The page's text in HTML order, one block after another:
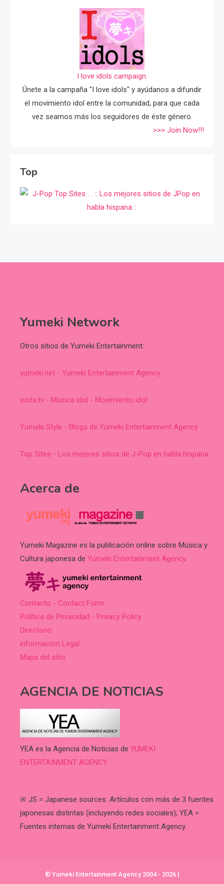
I love idols campaign.
Únete a la campaña "I love idols" y ayúdanos a difundir
el movimiento idol entre la comunidad, para que cada
vez seamos más los seguidores de éste género.
>>> Join Now!!!
Top
Yumeki Network
Otros sitios de Yumeki Entertainment:
yumeki.net - Yumeki Entertainment Agency
wota.tv - Música idol - Movimiento idol
Yumeki Style - Blogs de Yumeki Entertainment Agency
Top Sites - Los mejores sitios de J-Pop en habla hispana
Acerca de
Yumeki Magazine es la publicación online sobre Música y
Cultura japonesa de Yumeki Entertainment Agency.
Contacto - Contact Form
Política de Privacidad - Privacy Policy
Directorio
información Legal
Mapa del sitio
AGENCIA DE NOTICIAS
YEA es la Agencia de Noticias de YUMEKI
ENTERTAINMENT AGENCY.
.
※ JS = Japanese sources: Artículos con más de 3 fuentes
japonesas distintas (incluyendo redes sociales); YEA =
Fuentes internas de Yumeki Entertainment Agency.
© Yumeki Entertainment Agency 2004 - 2026 |